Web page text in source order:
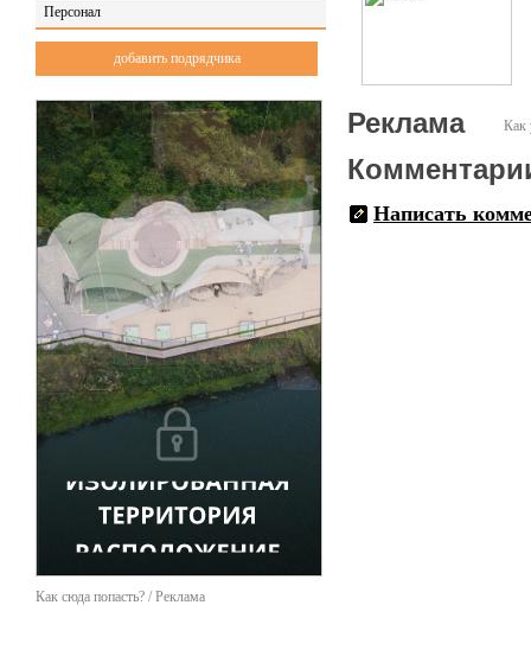
Персонал
добавить подрядчика
Как сюда попасть? / Реклама
Как
Реклама
Написать